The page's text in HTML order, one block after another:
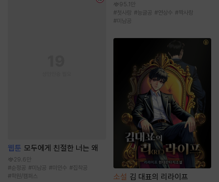
웹툰 모두에게 친절한 너는 왜
29.6만
#순정공 #미남공 #미인수 #집착공
#학원/캠퍼스
95.1만
#첫사랑 #능글공 #연상수 #짝사랑
#미남공
소설 김 대표의 리라이프